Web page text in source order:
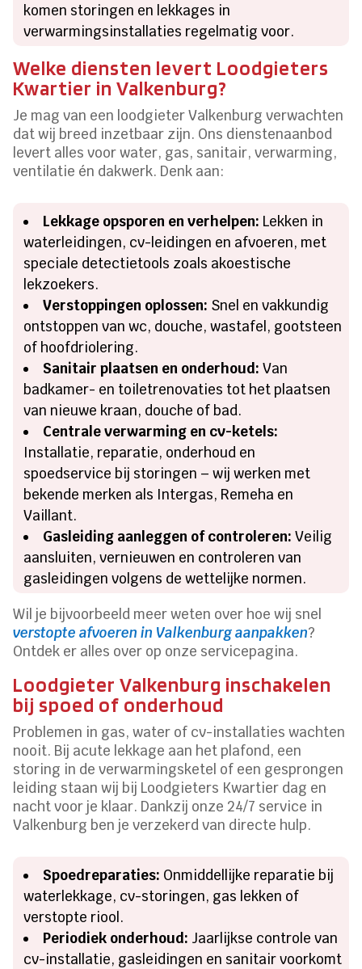
komen storingen en lekkages in
verwarmingsinstallaties regelmatig voor.
Welke diensten levert Loodgieters
Kwartier in Valkenburg?
Je mag van een loodgieter Valkenburg verwachten
dat wij breed inzetbaar zijn. Ons dienstenaanbod
levert alles voor water, gas, sanitair, verwarming,
ventilatie én dakwerk. Denk aan:
Lekkage opsporen en verhelpen: Lekken in
waterleidingen, cv-leidingen en afvoeren, met
speciale detectietools zoals akoestische
lekzoekers.
Verstoppingen oplossen: Snel en vakkundig
ontstoppen van wc, douche, wastafel, gootsteen
of hoofdriolering.
Sanitair plaatsen en onderhoud: Van
badkamer- en toiletrenovaties tot het plaatsen
van nieuwe kraan, douche of bad.
Centrale verwarming en cv-ketels:
Installatie, reparatie, onderhoud en
spoedservice bij storingen – wij werken met
bekende merken als Intergas, Remeha en
Vaillant.
Gasleiding aanleggen of controleren: Veilig
aansluiten, vernieuwen en controleren van
gasleidingen volgens de wettelijke normen.
Wil je bijvoorbeeld meer weten over hoe wij snel
verstopte afvoeren in Valkenburg aanpakken?
Ontdek er alles over op onze servicepagina.
Loodgieter Valkenburg inschakelen
bij spoed of onderhoud
Problemen in gas, water of cv-installaties wachten
nooit. Bij acute lekkage aan het plafond, een
storing in de verwarmingsketel of een gesprongen
leiding staan wij bij Loodgieters Kwartier dag en
nacht voor je klaar. Dankzij onze 24/7 service in
Valkenburg ben je verzekerd van directe hulp.
Spoedreparaties: Onmiddellijke reparatie bij
waterlekkage, cv-storingen, gas lekken of
verstopte riool.
Periodiek onderhoud: Jaarlijkse controle van
cv-installatie, gasleidingen en sanitair voorkomt